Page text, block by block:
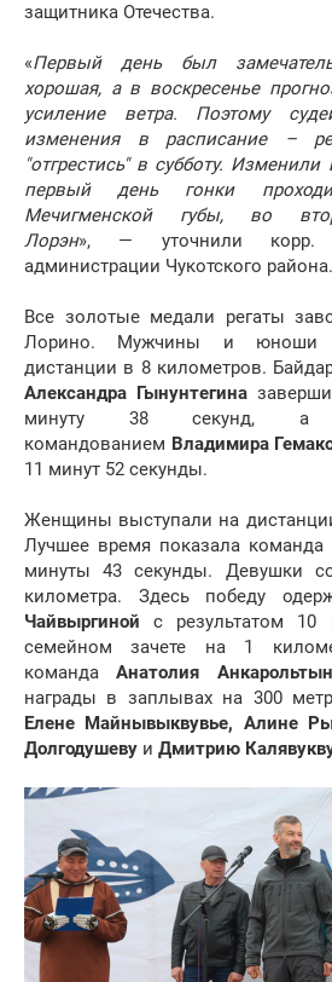
защитника Отечества.
«Первый день был
хорошая, а в воскресенье
усиление ветра. Поэтому
изменения в расписание –
"отгрестись" в субботу.
первый день гонки
Мечигменской губы, во
Лорэн», — уточнили
администрации Чукотского района.
Все золотые медали регаты
Лорино. Мужчины и юноши
дистанции в 8 километров.
Александра Гынунтегина
минуту 38 секунд, а
командованием Владимира
11 минут 52 секунды.
Женщины выступали на
Лучшее время показала команда
минуты 43 секунды. Девушки
километра. Здесь победу
Чайвыргиной с результатом
семейном зачете на 1
командаАнатолия
награды в заплывах на 300
Елене Майнывыквувье, Алине
Долгодушеву и Дмитрию